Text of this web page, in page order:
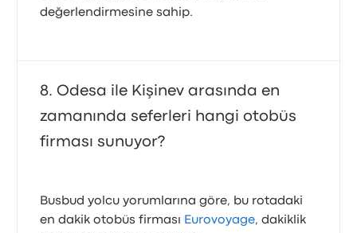
değerlendirmesine sahip.
Odesa ile Kişinev arasında en
zamanında seferleri hangi otobüs
firması sunuyor?
Busbud yolcu yorumlarına göre, bu rotadaki
en dakik otobüs firması Eurovoyage, dakiklik